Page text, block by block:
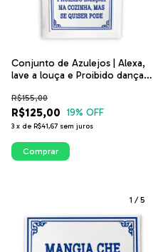
Conjunto de Azulejos | Alexa,
lave a louça e Proibido dançar
R$125,00
R$155,00
19% OFF
3 x de R$41,67 sem juros
Comprar
1 /5